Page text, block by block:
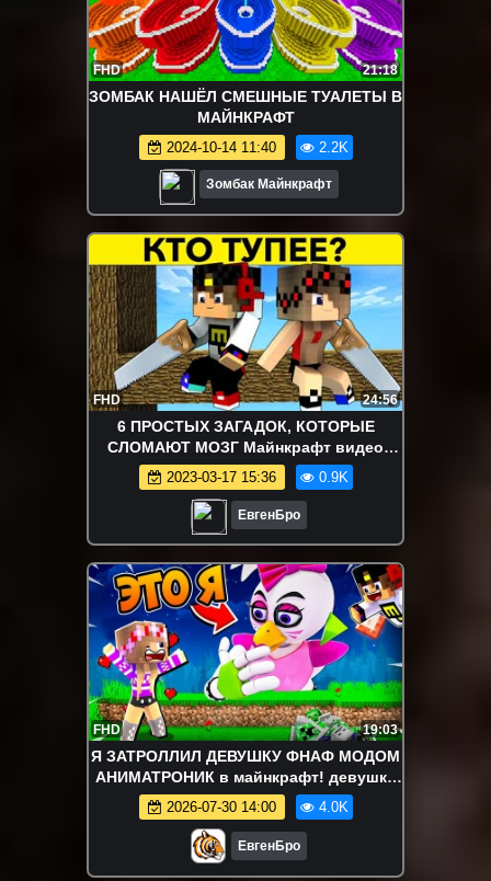
FHD 21:18
ЗОМБАК НАШЁЛ СМЕШНЫЕ ТУАЛЕТЫ В
МАЙНКРАФТ
2024-10-14 11:40 2.2K
Зомбак Майнкрафт
FHD 24:56
6 ПРОСТЫХ ЗАГАДОК, КОТОРЫЕ
СЛОМАЮТ МОЗГ Майнкрафт видео
выживание Minecraft PE
2023-03-17 15:36 0.9K
ЕвгенБро
FHD 19:03
Я ЗАТРОЛЛИЛ ДЕВУШКУ ФНАФ МОДОМ
АНИМАТРОНИК в майнкрафт! девушка
новичок видео minecraft
2026-07-30 14:00 4.0K
ЕвгенБро